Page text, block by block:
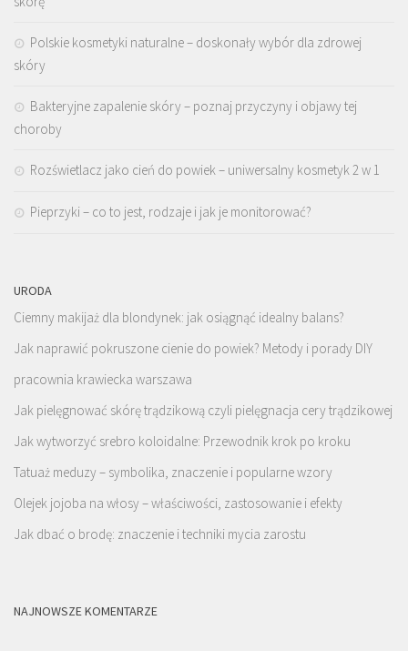
Polskie kosmetyki naturalne – doskonały wybór dla zdrowej
skóry
Bakteryjne zapalenie skóry – poznaj przyczyny i objawy tej
choroby
Rozświetlacz jako cień do powiek – uniwersalny kosmetyk 2 w 1
Pieprzyki – co to jest, rodzaje i jak je monitorować?
URODA
Ciemny makijaż dla blondynek: jak osiągnąć idealny balans?
Jak naprawić pokruszone cienie do powiek? Metody i porady DIY
pracownia krawiecka warszawa
Jak pielęgnować skórę trądzikową czyli pielęgnacja cery trądzikowej
Jak wytworzyć srebro koloidalne: Przewodnik krok po kroku
Tatuaż meduzy – symbolika, znaczenie i popularne wzory
Olejek jojoba na włosy – właściwości, zastosowanie i efekty
Jak dbać o brodę: znaczenie i techniki mycia zarostu
NAJNOWSZE KOMENTARZE